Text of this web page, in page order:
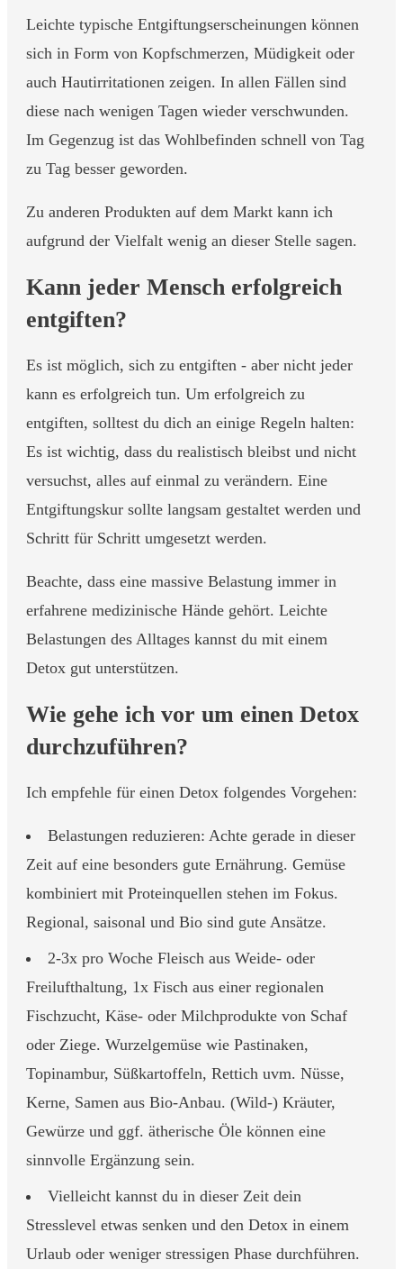
Leichte typische Entgiftungserscheinungen können
sich in Form von Kopfschmerzen, Müdigkeit oder
auch Hautirritationen zeigen. In allen Fällen sind
diese nach wenigen Tagen wieder verschwunden.
Im Gegenzug ist das Wohlbefinden schnell von Tag
zu Tag besser geworden.
Zu anderen Produkten auf dem Markt kann ich
aufgrund der Vielfalt wenig an dieser Stelle sagen.
Kann jeder Mensch erfolgreich
entgiften?
Es ist möglich, sich zu entgiften - aber nicht jeder
kann es erfolgreich tun. Um erfolgreich zu
entgiften, solltest du dich an einige Regeln halten:
Es ist wichtig, dass du realistisch bleibst und nicht
versuchst, alles auf einmal zu verändern. Eine
Entgiftungskur sollte langsam gestaltet werden und
Schritt für Schritt umgesetzt werden.
Beachte, dass eine massive Belastung immer in
erfahrene medizinische Hände gehört. Leichte
Belastungen des Alltages kannst du mit einem
Detox gut unterstützen.
Wie gehe ich vor um einen Detox
durchzuführen?
Ich empfehle für einen Detox folgendes Vorgehen:
Belastungen reduzieren: Achte gerade in dieser
Zeit auf eine besonders gute Ernährung. Gemüse
kombiniert mit Proteinquellen stehen im Fokus.
Regional, saisonal und Bio sind gute Ansätze.
2-3x pro Woche Fleisch aus Weide- oder
Freilufthaltung, 1x Fisch aus einer regionalen
Fischzucht, Käse- oder Milchprodukte von Schaf
oder Ziege. Wurzelgemüse wie Pastinaken,
Topinambur, Süßkartoffeln, Rettich uvm. Nüsse,
Kerne, Samen aus Bio-Anbau. (Wild-) Kräuter,
Gewürze und ggf. ätherische Öle können eine
sinnvolle Ergänzung sein.
Vielleicht kannst du in dieser Zeit dein
Stresslevel etwas senken und den Detox in einem
Urlaub oder weniger stressigen Phase durchführen.